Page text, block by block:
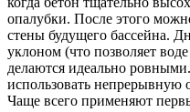
опалубки. После этого
стены будущего бассейна.
уклоном (что позволяет
делаются идеально
использовать непрерывную
Чаще всего применяют